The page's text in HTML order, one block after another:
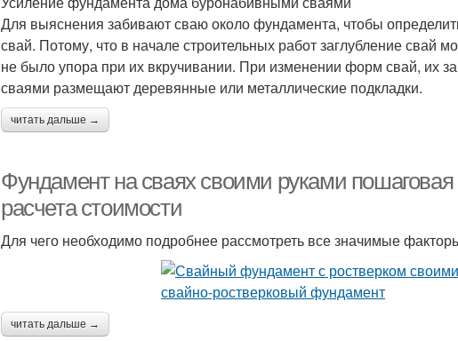
Для выяснения забивают сваю около фундамента, чтобы
свай. Потому, что в начале строительных работ заглубление свай
не было упора при их вкручивании. При изменении форм свай, их
сваями размещают деревянные или металлические подкладки.
читать дальше →
Фундамент на сваях своими руками пошаговая
расчета стоимости
Для чего необходимо подробнее рассмотреть все значимые
читать дальше →